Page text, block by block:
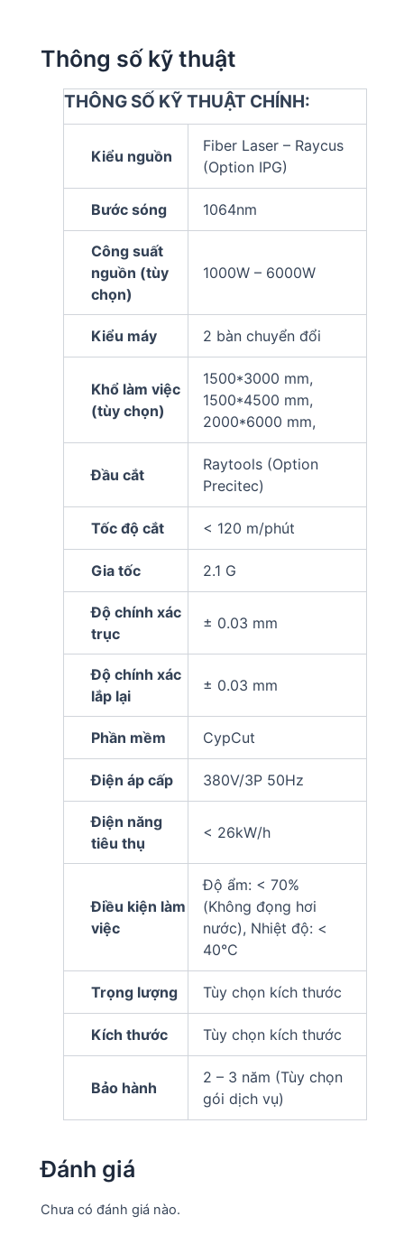
Thông số kỹ thuật
THÔNG SỐ KỸ THUẬT CHÍNH:
Kiểu nguồn
Fiber Laser – Raycus
(Option IPG)
Bước sóng 1064nm
Công suất
nguồn (tùy
chọn)
1000W – 6000W
Kiểu máy 2 bàn chuyển đổi
Khổ làm việc
(tùy chọn)
1500*3000 mm,
1500*4500 mm,
2000*6000 mm,
Đầu cắt
Raytools (Option
Precitec)
Tốc độ cắt < 120 m/phút
Gia tốc 2.1 G
Độ chính xác
trục
± 0.03 mm
Độ chính xác
lắp lại
± 0.03 mm
Phần mềm CypCut
Điện áp cấp 380V/3P 50Hz
Điện năng
tiêu thụ
< 26kW/h
Điều kiện làm
việc
Độ ẩm: < 70%
(Không đọng hơi
nước), Nhiệt độ: <
40°C
Trọng lượng Tùy chọn kích thước
Kích thước Tùy chọn kích thước
Bảo hành
2 – 3 năm (Tùy chọn
gói dịch vụ)
Đánh giá
Chưa có đánh giá nào.